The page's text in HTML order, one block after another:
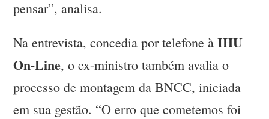
pensar”, analisa.
Na entrevista, concedia por telefone àIHU
On-Line, o ex-ministro também avalia o
processo de montagem da BNCC, iniciada
em sua gestão. “O erro que cometemos foi